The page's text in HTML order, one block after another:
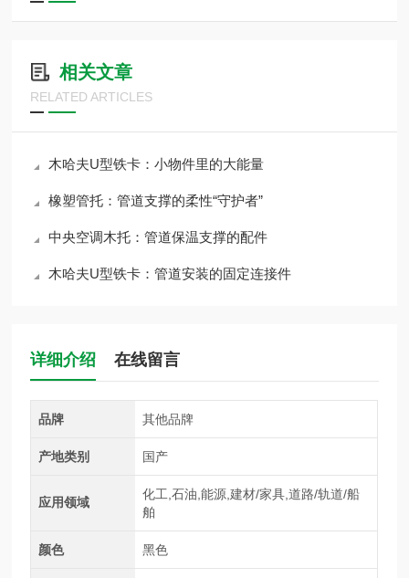
相关文章
RELATED ARTICLES
木哈夫U型铁卡：小物件里的大能量
橡塑管托：管道支撑的柔性“守护者”
中央空调木托：管道保温支撑的配件
木哈夫U型铁卡：管道安装的固定连接件
详细介绍 在线留言
品牌 其他品牌
产地类别 国产
应用领域
化工,石油,能源,建材/家具,道路/轨道/船
舶
颜色 黑色